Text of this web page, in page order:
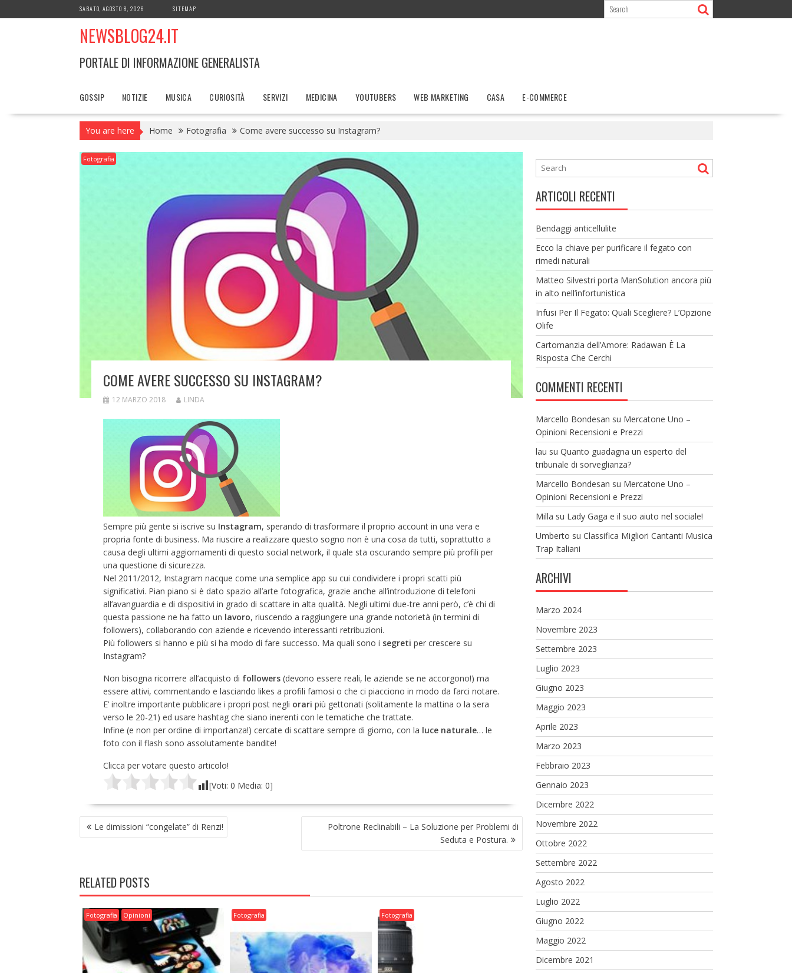
to
SABATO, AGOSTO 8, 2026 SITEMAP
NEWSBLOG24.IT
PORTALE DI INFORMAZIONE GENERALISTA
GOSSIP NOTIZIE MUSICA CURIOSITÀ SERVIZI MEDICINA YOUTUBERS WEB MARKETING CASA E-COMMERCE
You are here Home Fotografia Come avere successo su Instagram?
Fotografia
COME AVERE SUCCESSO SU INSTAGRAM?
12 MARZO 2018 LINDA
Sempre più gente si iscrive su Instagram, sperando di trasformare il proprio account in una vera e
propria fonte di business. Ma riuscire a realizzare questo sogno non è una cosa da tutti, soprattutto a
causa degli ultimi aggiornamenti di questo social network, il quale sta oscurando sempre più profili per
una questione di sicurezza.
Nel 2011/2012, Instagram nacque come una semplice app su cui condividere i propri scatti più
significativi. Pian piano si è dato spazio all’arte fotografica, grazie anche all’introduzione di telefoni
all’avanguardia e di dispositivi in grado di scattare in alta qualità. Negli ultimi due-tre anni però, c’è chi di
questa passione ne ha fatto un lavoro, riuscendo a raggiungere una grande notorietà (in termini di
followers), collaborando con aziende e ricevendo interessanti retribuzioni.
Più followers si hanno e più si ha modo di fare successo. Ma quali sono i segreti per crescere su
Instagram?
Non bisogna ricorrere all’acquisto di followers(devono essere reali, le aziende se ne accorgono!) ma
essere attivi, commentando e lasciando likes a profili famosi o che ci piacciono in modo da farci notare.
E’ inoltre importante pubblicare i propri post negli orari più gettonati (solitamente la mattina o la sera
verso le 20-21) ed usare hashtag che siano inerenti con le tematiche che trattate.
Infine (e non per ordine di importanza!) cercate di scattare sempre di giorno, con la luce naturale… le
foto con il flash sono assolutamente bandite!
Clicca per votare questo articolo!
[Voti: 0 Media: 0]
NAVIGAZIONE
ARTICOLI
Le dimissioni “congelate” di Renzi!
Poltrone Reclinabili – La Soluzione per Problemi di
Seduta e Postura.
RELATED POSTS
Fotografia Opinioni Fotografia Fotografia
ARTICOLI RECENTI
Bendaggi anticellulite
Ecco la chiave per purificare il fegato con
rimedi naturali
Matteo Silvestri porta ManSolution ancora più
in alto nell’infortunistica
Infusi Per Il Fegato: Quali Scegliere? L’Opzione
Olife
Cartomanzia dell’Amore: Radawan È La
Risposta Che Cerchi
COMMENTI RECENTI
Marcello Bondesan su Mercatone Uno –
Opinioni Recensioni e Prezzi
lau su Quanto guadagna un esperto del
tribunale di sorveglianza?
Marcello Bondesan su Mercatone Uno –
Opinioni Recensioni e Prezzi
Milla su Lady Gaga e il suo aiuto nel sociale!
Umberto su Classifica Migliori Cantanti Musica
Trap Italiani
ARCHIVI
Marzo 2024
Novembre 2023
Settembre 2023
Luglio 2023
Giugno 2023
Maggio 2023
Aprile 2023
Marzo 2023
Febbraio 2023
Gennaio 2023
Dicembre 2022
Novembre 2022
Ottobre 2022
Settembre 2022
Agosto 2022
Luglio 2022
Giugno 2022
Maggio 2022
Dicembre 2021